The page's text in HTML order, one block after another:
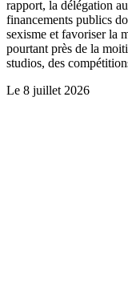
rapport, la délégation
financements publics
sexisme et favoriser la
pourtant près de la
studios, des
Le 8 juillet 2026